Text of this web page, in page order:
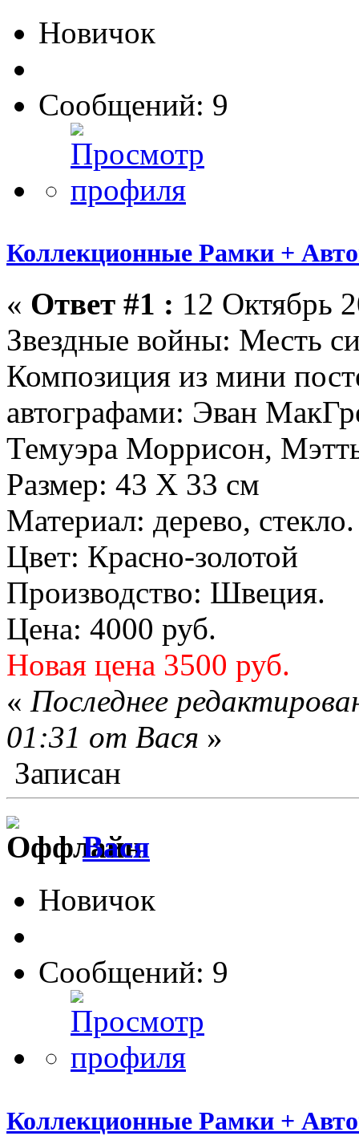
Новичок
Сообщений: 9
Коллекционные Рамки +
« Ответ #1 : 12 Октябрь
Звездные войны: Месть
Композиция из мини
автографами: Эван
Темуэра Моррисон,
Размер: 43 Х 33 см
Материал: дерево, стекло.
Цвет: Красно-золотой
Производство: Швеция.
Цена: 4000 руб.
Новая цена 3500 руб.
« Последнее
01:31 от Вася »
Записан
Вася
Новичок
Сообщений: 9
Коллекционные Рамки +